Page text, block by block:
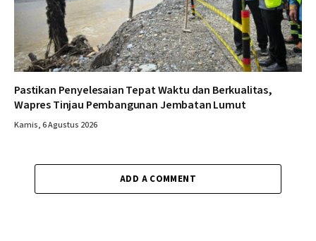
Pastikan Penyelesaian Tepat Waktu dan Berkualitas,
Wapres Tinjau Pembangunan Jembatan Lumut
Kamis, 6 Agustus 2026
ADD A COMMENT